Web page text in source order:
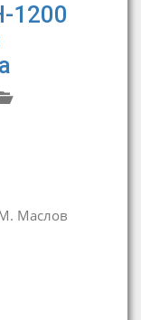
1200
Маслов